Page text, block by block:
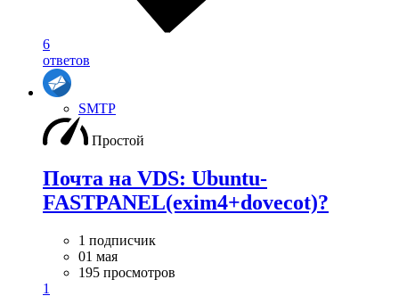
6
ответов
SMTP
Простой
Почта на VDS: Ubuntu-
FASTPANEL(exim4+dovecot)?
1 подписчик
01 мая
195 просмотров
1